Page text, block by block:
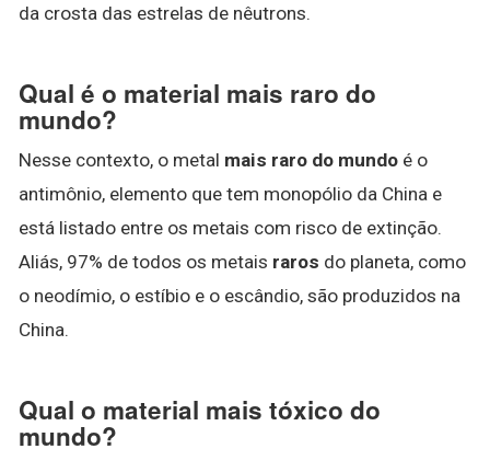
da crosta das estrelas de nêutrons.
Qual é o material mais raro do
mundo?
Nesse contexto, o metal mais raro do mundo é o
antimônio, elemento que tem monopólio da China e
está listado entre os metais com risco de extinção.
Aliás, 97% de todos os metais raros do planeta, como
o neodímio, o estíbio e o escândio, são produzidos na
China.
Qual o material mais tóxico do
mundo?